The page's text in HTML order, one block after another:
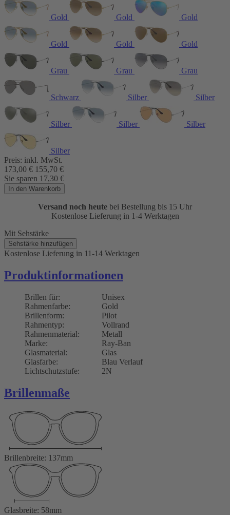
Gold Gold Gold
Gold Gold Gold
Grau Grau Grau
Schwarz Silber Silber
Silber Silber Silber
Silber
Preis: inkl. MwSt.
173,00 € 155,70 €
Sie sparen 17,30 €
In den Warenkorb
Versand noch heute bei Bestellung bis 15 Uhr
Kostenlose Lieferung in 1-4 Werktagen
Mit Sehstärke
Sehstärke hinzufügen
Kostenlose Lieferung in 11-14 Werktagen
Produktinformationen
Brillen für:
Unisex
Rahmenfarbe:
Gold
Brillenform:
Pilot
Rahmentyp:
Vollrand
Rahmenmaterial:
Metall
Marke:
Ray-Ban
Glasmaterial:
Glas
Glasfarbe:
Blau Verlauf
Lichtschutzstufe:
2N
Brillenmaße
Brillenbreite: 137mm
Glasbreite: 58mm